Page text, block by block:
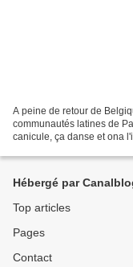
A peine de retour de
communautés latines de
canicule, ça danse et ona
Hébergé par
Top articles
Pages
Contact